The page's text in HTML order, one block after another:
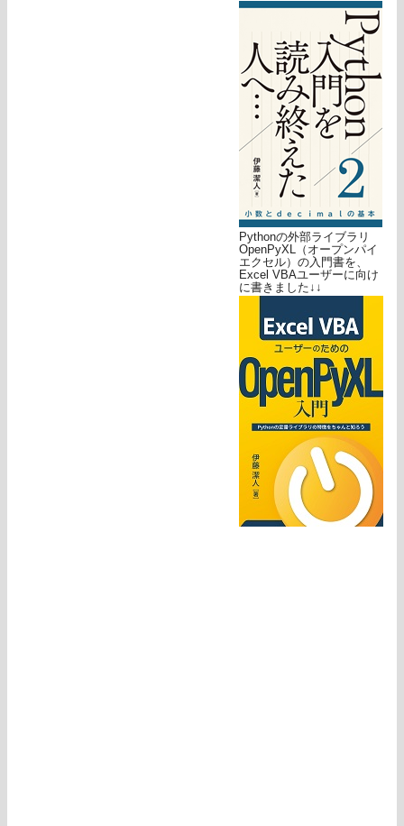
Pythonの外部ライブラリ
OpenPyXL（オープンパイ
エクセル）の入門書を、
Excel VBAユーザーに向け
に書きました↓↓